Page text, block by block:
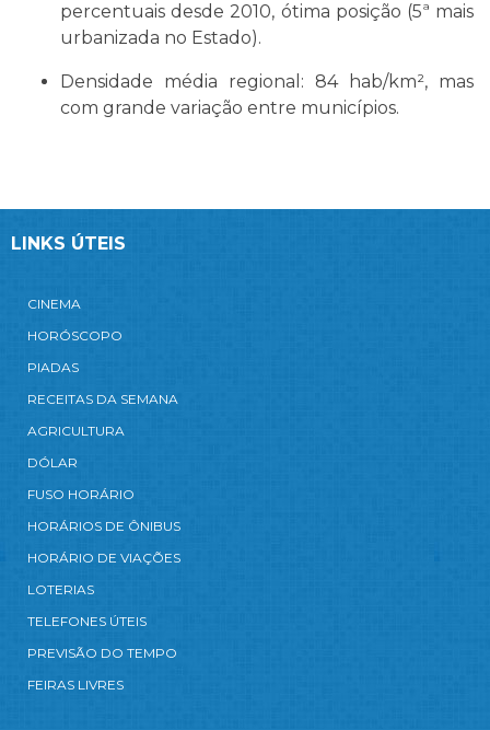
percentuais desde 2010, ótima posição (5ª mais
urbanizada no Estado).
Densidade média regional: 84 hab/km², mas
com grande variação entre municípios.
LINKS ÚTEIS
CINEMA
HORÓSCOPO
PIADAS
RECEITAS DA SEMANA
AGRICULTURA
DÓLAR
FUSO HORÁRIO
HORÁRIOS DE ÔNIBUS
HORÁRIO DE VIAÇÕES
LOTERIAS
TELEFONES ÚTEIS
PREVISÃO DO TEMPO
FEIRAS LIVRES